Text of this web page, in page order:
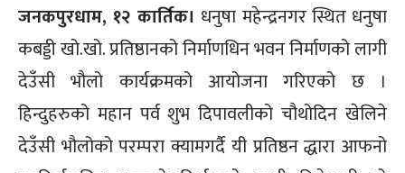
जनकपुरधाम, १२ कार्तिक। धनुषा महेन्द्रनगर स्थित धनुषा
कबड्डी खो.खो. प्रतिष्ठानको निर्माणधिन भवन निर्माणको लागी
देउँसी भौलो कार्यक्रमको आयोजना गरिएको छ ।
हिन्दुहरुको महान पर्व शुभ दिपावलीको चौथोदिन खेलिने
देउँसी भौलोको परम्परा क्यामगर्दै यी प्रतिष्ठन द्धारा आफनो